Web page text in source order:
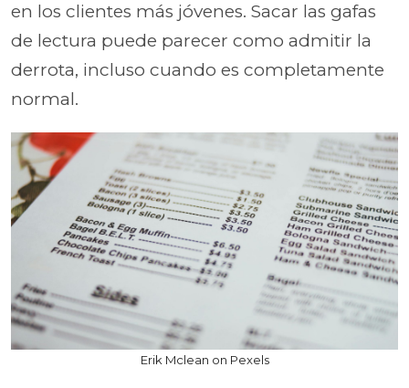
en los clientes más jóvenes. Sacar las gafas
de lectura puede parecer como admitir la
derrota, incluso cuando es completamente
normal.
Erik Mclean on Pexels